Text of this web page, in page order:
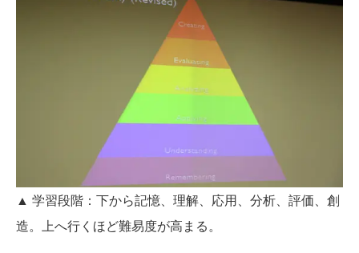
▲ 学習段階：下から記憶、理解、応用、分析、評価、創
造。上へ行くほど難易度が高まる。